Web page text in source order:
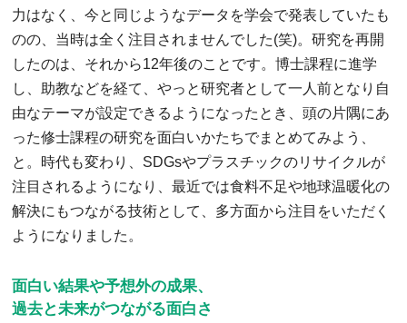
力はなく、今と同じようなデータを学会で発表していたも
のの、当時は全く注目されませんでした(笑)。研究を再開
したのは、それから12年後のことです。博士課程に進学
し、助教などを経て、やっと研究者として一人前となり自
由なテーマが設定できるようになったとき、頭の片隅にあ
った修士課程の研究を面白いかたちでまとめてみよう、
と。時代も変わり、SDGsやプラスチックのリサイクルが
注目されるようになり、最近では食料不足や地球温暖化の
解決にもつながる技術として、多方面から注目をいただく
ようになりました。
面白い結果や予想外の成果、
過去と未来がつながる面白さ